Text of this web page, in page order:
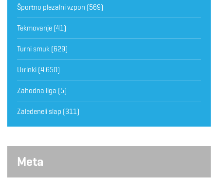
Športno plezalni vzpon (569)
Tekmovanje (41)
Turni smuk (629)
Utrinki (4.650)
Zahodna liga (5)
Zaledeneli slap (311)
Meta